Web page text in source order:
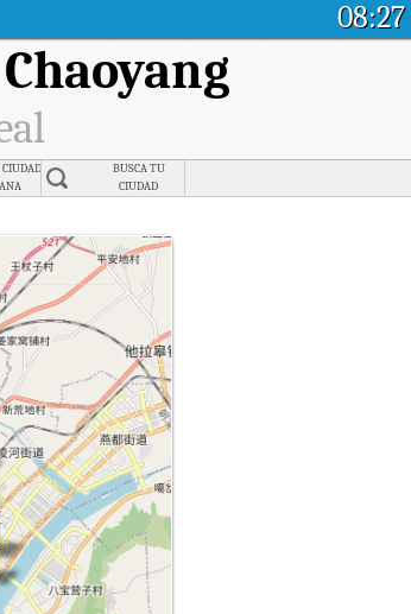
08:27
BUSCA TU
CIUDAD